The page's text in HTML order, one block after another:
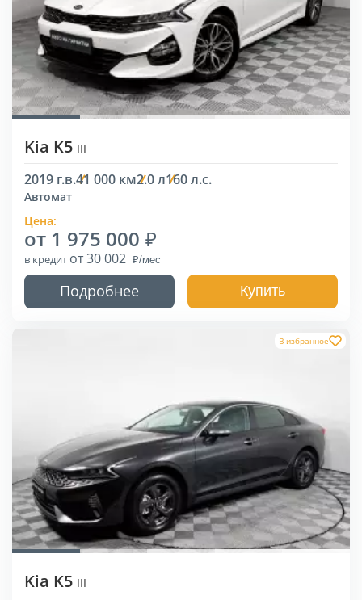
Kia K5 III
2019 г.в.41 000 км2.0 л160 л.с.
Автомат
Цена:
от 1 975 000
в кредит от 30 002
Подробнее Купить
В избранное
Kia K5 III